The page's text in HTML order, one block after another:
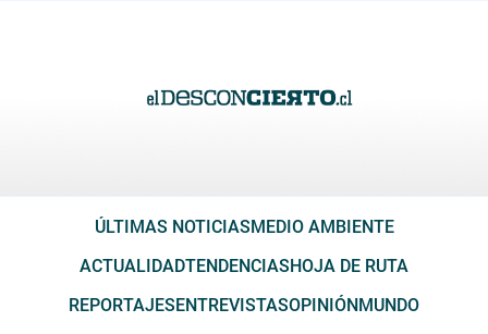
ÚLTIMAS NOTICIASMEDIO AMBIENTE
ACTUALIDADTENDENCIASHOJA DE RUTA
REPORTAJESENTREVISTASOPINIÓNMUNDO